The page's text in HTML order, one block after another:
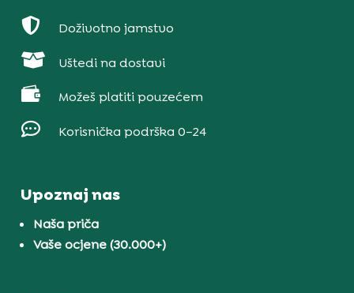
 Doživotno jamstvo
 Uštedi na dostavi
 Možeš platiti pouzećem
 Korisnička podrška 0–24
Upoznaj nas
Naša priča
Vaše ocjene (30.000+)